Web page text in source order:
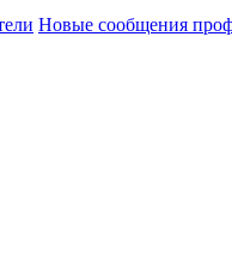
Новые сообщения